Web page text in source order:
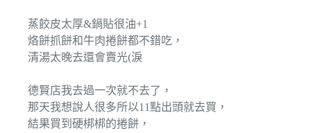
蒸餃皮太厚&鍋貼很油+1
烙餅抓餅和牛肉捲餅都不錯吃，
清湯太晚去還會賣光(淚
德賢店我去過一次就不去了，
那天我想說人很多所以11點出頭就去買，
結果買到硬梆梆的捲餅，